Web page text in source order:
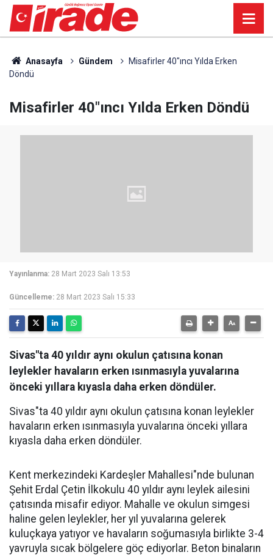
Anasayfa Gündem
Misafirler 40"ıncı Yılda Erken
Döndü
Misafirler 40"ıncı Yılda Erken Döndü
Yayınlanma: 28 Mart 2023 Salı 13:53
Güncelleme: 28 Mart 2023 Salı 15:33
Sivas"ta 40 yıldır aynı okulun çatısına konan
leylekler havaların erken ısınmasıyla yuvalarına
önceki yıllara kıyasla daha erken döndüler.
Sivas"ta 40 yıldır aynı okulun çatısına konan leylekler
havaların erken ısınmasıyla yuvalarına önceki yıllara
kıyasla daha erken döndüler.
Kent merkezindeki Kardeşler Mahallesi"nde bulunan
Şehit Erdal Çetin İlkokulu 40 yıldır aynı leylek ailesini
çatısında misafir ediyor. Mahalle ve okulun simgesi
haline gelen leylekler, her yıl yuvalarına gelerek
kuluçkaya yatıyor ve havaların soğumasıyla birlikte 3-4
yavruyla sıcak bölgelere göç ediyorlar. Beton binaların